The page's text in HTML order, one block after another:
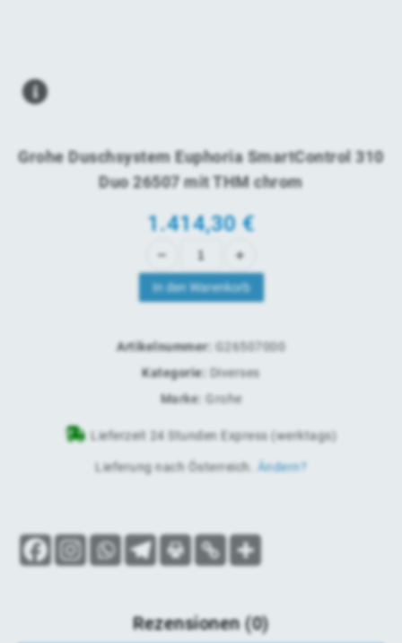
Grohe Duschsystem Euphoria SmartControl 310
Duo 26507 mit THM chrom
1.414,30€
In den Warenkorb
Artikelnummer:
G26507000
Kategorie:
Diverses
Marke:
Grohe
Lieferzeit 24 Stunden Express (werktags)
Lieferung nach Österreich Ändern?
Rezensionen (0)